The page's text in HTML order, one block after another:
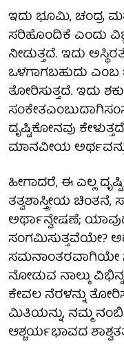
ಇದು ಭೂಮಿ, ಚಂದ್ರ
ಸರಿಹೊಂದಿಕೆ ಎಂದು
ನೀಡುತ್ತದೆ. ಇದು
ಒಳಗಾಗಬಹುದು
ತೋರಿಸುತ್ತದೆ. ಇದು
ದೃಷ್ಟಿಕೋನವು
ಮಾನವೀಯ ಅರ್ಥವನ್ನು
ಹೀಗಾದರೆ, ಈ ಎಲ್ಲ
ತತ್ವಶಾಸ್ತ್ರೀಯ
ಅರ್ಥಾನ್ವೇಷಣೆ;
ಸಂಗಮಿಸುತ್ತವೆಯೇ?
ಸಮನಾಂತರವಾಗಿಯೇ
ನೋಡುವ ನಾಲ್ಕು
ಕೇವಲ ನೆರಳನ್ನು
ಮಿತಿಯನ್ನು, ನಮ್ಮ
ಆಶ್ಚರ್ಯಭಾವದ